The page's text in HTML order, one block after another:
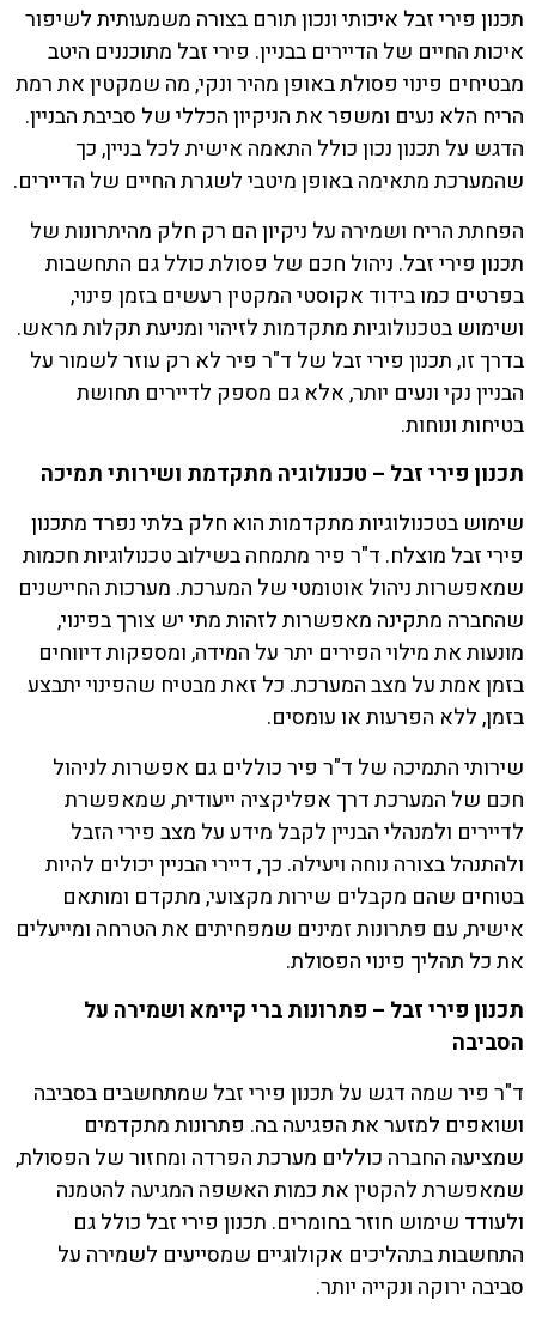
תכנון פירי זבל איכותי ונכון תורם בצורה משמעותית לשיפור
איכות החיים של הדיירים בבניין. פירי זבל מתוכננים היטב
מבטיחים פינוי פסולת באופן מהיר ונקי, מה שמקטין את רמת
הריח הלא נעים ומשפר את הניקיון הכללי של סביבת הבניין.
הדגש על תכנון נכון כולל התאמה אישית לכל בניין, כך
שהמערכת מתאימה באופן מיטבי לשגרת החיים של הדיירים.
הפחתת הריח ושמירה על ניקיון הם רק חלק מהיתרונות של
תכנון פירי זבל. ניהול חכם של פסולת כולל גם התחשבות
בפרטים כמו בידוד אקוסטי המקטין רעשים בזמן פינוי,
ושימוש בטכנולוגיות מתקדמות לזיהוי ומניעת תקלות מראש.
בדרך זו, תכנון פירי זבל של ד"ר פיר לא רק עוזר לשמור על
הבניין נקי ונעים יותר, אלא גם מספק לדיירים תחושת
בטיחות ונוחות.
תכנון פירי זבל – טכנולוגיה מתקדמת ושירותי תמיכה
שימוש בטכנולוגיות מתקדמות הוא חלק בלתי נפרד מתכנון
פירי זבל מוצלח. ד"ר פיר מתמחה בשילוב טכנולוגיות חכמות
שמאפשרות ניהול אוטומטי של המערכת. מערכות החיישנים
שהחברה מתקינה מאפשרות לזהות מתי יש צורך בפינוי,
מונעות את מילוי הפירים יתר על המידה, ומספקות דיווחים
בזמן אמת על מצב המערכת. כל זאת מבטיח שהפינוי יתבצע
בזמן, ללא הפרעות או עומסים.
שירותי התמיכה של ד"ר פיר כוללים גם אפשרות לניהול
חכם של המערכת דרך אפליקציה ייעודית, שמאפשרת
לדיירים ולמנהלי הבניין לקבל מידע על מצב פירי הזבל
ולהתנהל בצורה נוחה ויעילה. כך, דיירי הבניין יכולים להיות
בטוחים שהם מקבלים שירות מקצועי, מתקדם ומותאם
אישית, עם פתרונות זמינים שמפחיתים את הטרחה ומייעלים
את כל תהליך פינוי הפסולת.
תכנון פירי זבל – פתרונות ברי קיימא ושמירה על
הסביבה
ד"ר פיר שמה דגש על תכנון פירי זבל שמתחשבים בסביבה
ושואפים למזער את הפגיעה בה. פתרונות מתקדמים
שמציעה החברה כוללים מערכת הפרדה ומחזור של הפסולת,
שמאפשרת להקטין את כמות האשפה המגיעה להטמנה
ולעודד שימוש חוזר בחומרים. תכנון פירי זבל כולל גם
התחשבות בתהליכים אקולוגיים שמסייעים לשמירה על
סביבה ירוקה ונקייה יותר.